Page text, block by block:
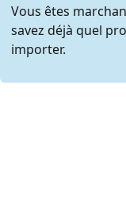
Vous êtes
savez déjà quel
importer.